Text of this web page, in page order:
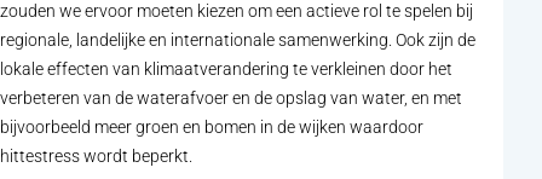
zouden we ervoor moeten kiezen om een actieve rol te spelen bij
regionale, landelijke en internationale samenwerking. Ook zijn de
lokale effecten van klimaatverandering te verkleinen door het
verbeteren van de waterafvoer en de opslag van water, en met
bijvoorbeeld meer groen en bomen in de wijken waardoor
hittestress wordt beperkt.